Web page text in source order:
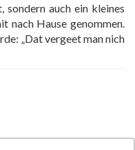
auch ein kleines
nach Hause genommen.
„Dat vergeet man nich